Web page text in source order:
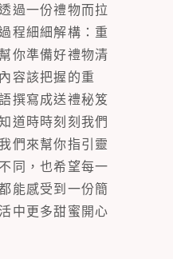
過一份禮物而拉
程細細解構：重
你準備好禮物清
容該把握的重
撰寫成送禮秘笈
道時時刻刻我們
們來幫你指引靈
同，也希望每一
能感受到一份簡
中更多甜蜜開心